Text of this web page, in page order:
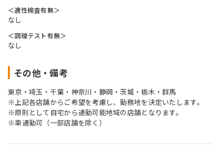
＜適性検査有無＞
なし
＜調理テスト有無＞
なし
その他・備考
東京・埼玉・千葉・神奈川・静岡・茨城・栃木・群馬
※上記各店舗からご希望を考慮し、勤務地を決定いたします。
※原則として自宅から通勤可能地域の店舗となります。
※車通勤可（一部店舗を除く）